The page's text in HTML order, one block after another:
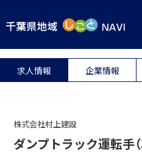
求人情報 企業情報
株式会社村上建設
ダンプトラック運転手